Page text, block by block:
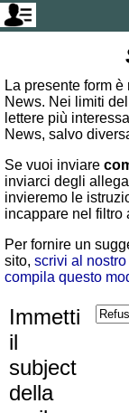
La presente form
News. Nei limiti
lettere più
News, salvo
Se vuoi inviare
inviarci degli
invieremo le
incappare nel filtro
Per fornire un
sito, scrivi al
compila questo
Immetti
il
subject
della